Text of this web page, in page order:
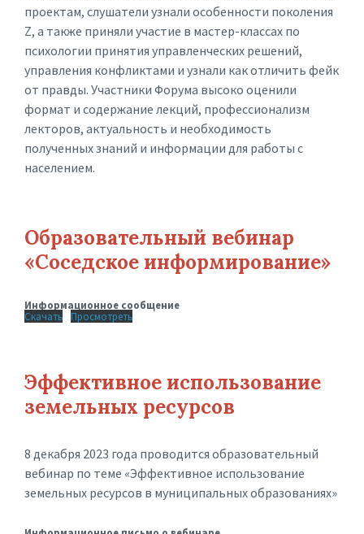
проектам, слушатели узнали особенности поколения
Z, а также приняли участие в мастер-классах по
психологии принятия управленческих решений,
управления конфликтами и узнали как отличить фейк
от правды. Участники Форума высоко оценили
формат и содержание лекций, профессионализм
лекторов, актуальность и необходимость
полученных знаний и информации для работы с
населением.
Образовательный вебинар
«Соседское информирование»
Информационное сообщение
Скачать
Просмотреть
Эффективное использование
земельных ресурсов
8 декабря 2023 года проводится образовательный
вебинар по теме «Эффективное использование
земельных ресурсов в муниципальных образованиях»